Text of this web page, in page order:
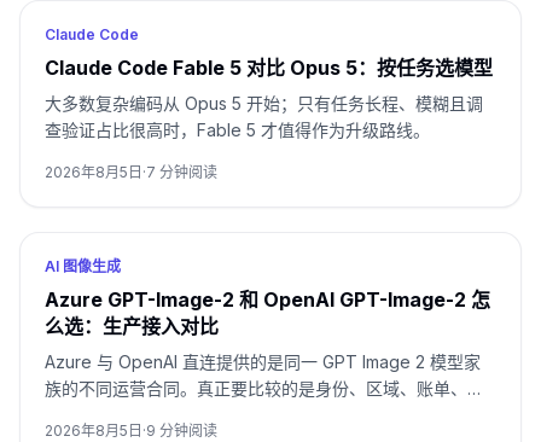
Claude Code
Claude Code Fable 5 对比 Opus 5：按任务选模型
大多数复杂编码从 Opus 5 开始；只有任务长程、模糊且调
查验证占比很高时，Fable 5 才值得作为升级路线。
2026年8月5日 ·7 分钟阅读
AI 图像生成
Azure GPT-Image-2 和 OpenAI GPT-Image-2 怎
么选：生产接入对比
Azure 与 OpenAI 直连提供的是同一 GPT Image 2 模型家
族的不同运营合同。真正要比较的是身份、区域、账单、配
2026年8月5日 ·9 分钟阅读